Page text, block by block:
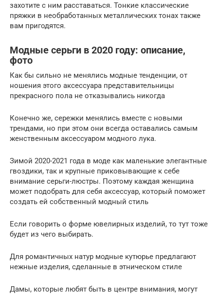
захотите с ним расставаться. Тонкие классические
пряжки в необработанных металлических тонах также
вам пригодятся.
Модные серьги в 2020 году: описание,
фото
Как бы сильно не менялись модные тенденции, от
ношения этого аксессуара представительницы
прекрасного пола не отказывались никогда
Конечно же, сережки менялись вместе с новыми
трендами, но при этом они всегда оставались самым
женственным аксессуаром модного лука.
Зимой 2020-2021 года в моде как маленькие элегантные
гвоздики, так и крупные приковывающие к себе
внимание серьги-люстры. Поэтому каждая женщина
может подобрать для себя аксессуар, который поможет
создать ей собственный модный стиль
Если говорить о форме ювелирных изделий, то тут тоже
будет из чего выбирать.
Для романтичных натур модные кутюрье предлагают
нежные изделия, сделанные в этническом стиле
Дамы, которые любят быть в центре внимания, могут